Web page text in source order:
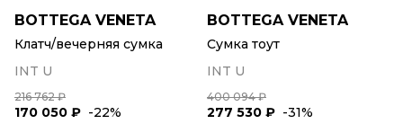
BOTTEGA VENETA
Клатч/вечерняя сумка
INT U
216 762 ₽
170 050 ₽ -22%
BOTTEGA VENETA
Сумка тоут
INT U
400 094 ₽
277 530 ₽ -31%